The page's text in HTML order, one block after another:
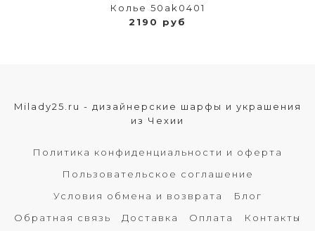
Колье 50ak0401
2190 руб
Milady25.ru - дизайнерские шарфы и украшения
из Чехии
Политика конфиденциальности и оферта
Пользовательское соглашение
Условия обмена и возврата
Блог
Обратная связь
Доставка Оплата Контакты